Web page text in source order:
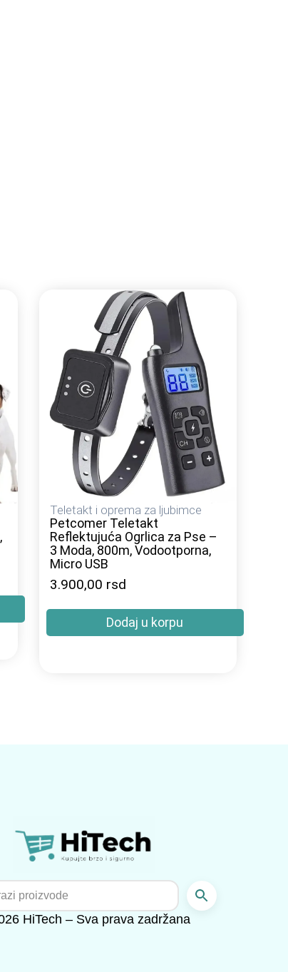
Teletakt i oprema za ljubimce
Petcomer Teletakt
Reflektujuća Ogrlica za Pse –
3 Moda, 800m, Vodootporna,
Micro USB
3.900,00 rsd
Dodaj u korpu
HiTech – Sva prava zadržana